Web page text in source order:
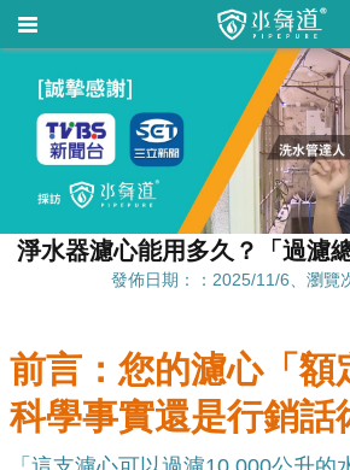
淨水器濾心能用多久？「過濾
發佈日期：：2025/11/6、瀏覽
前言：您的濾心「額
科學事實還是行銷話